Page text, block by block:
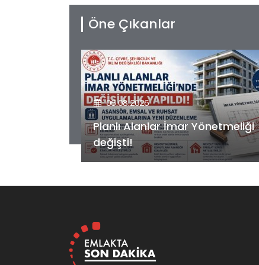
Öne Çıkanlar
06.08.2026
Kiler GYO’dan Pendik Dolayoba
projesiyle ilgili önemli adım!